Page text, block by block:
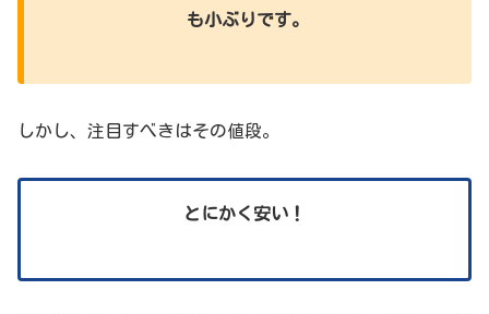
も小ぶりです。
しかし、注目すべきはその値段。
とにかく安い！